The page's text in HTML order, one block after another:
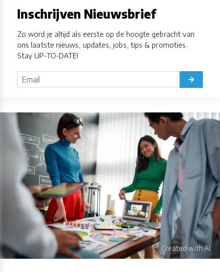
Inschrijven Nieuwsbrief
Zo word je altijd als eerste op de hoogte gebracht van
ons laatste nieuws, updates, jobs, tips & promoties.
Stay UP-TO-DATE!